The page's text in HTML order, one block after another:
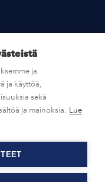
ja
ja käyttöä,
sekä
ja mainoksia. Lue